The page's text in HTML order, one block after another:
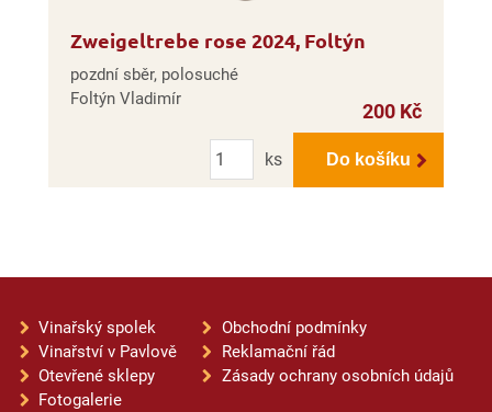
Zweigeltrebe rose 2024, Foltýn
pozdní sběr, polosuché
Foltýn Vladimír
200 Kč
Počet
ks
Do košíku
Vinařský spolek
Vinařství v Pavlově
Otevřené sklepy
Fotogalerie
Obchodní podmínky
Reklamační řád
Zásady ochrany osobních údajů